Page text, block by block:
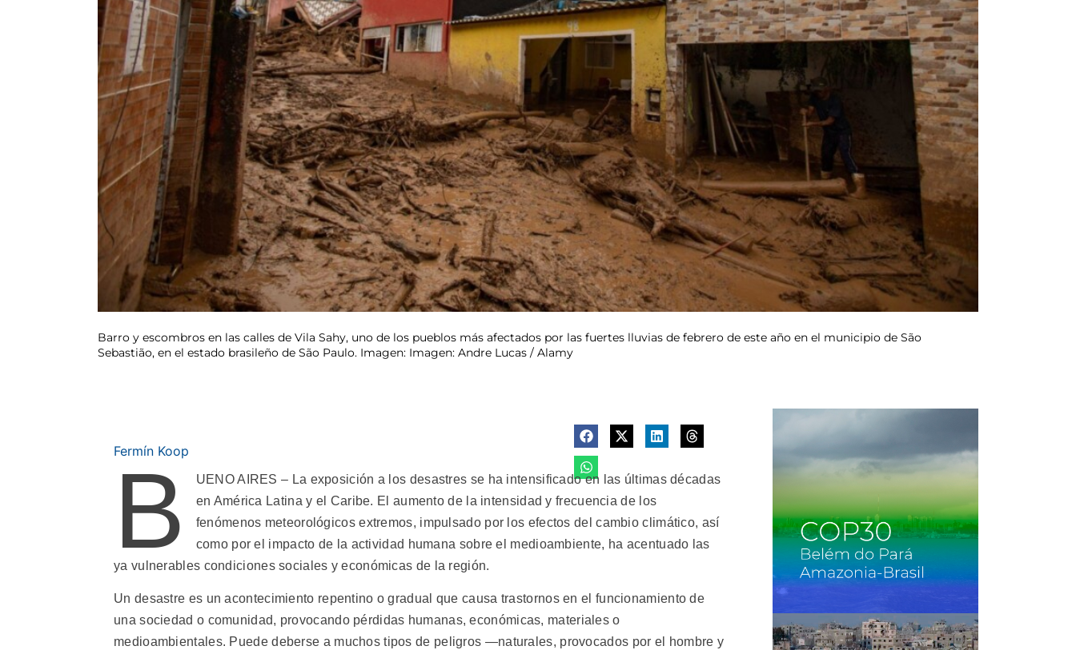
Barro y escombros en las calles de Vila Sahy, uno de los pueblos más afectados por las fuertes lluvias de febrero de este año en el municipio de São
Sebastião, en el estado brasileño de São Paulo. Imagen: Imagen: Andre Lucas / Alamy
Fermín Koop
B
UENO AIRES – La exposición a los desastres se ha intensificado en las últimas décadas
en América Latina y el Caribe. El aumento de la intensidad y frecuencia de los
fenómenos meteorológicos extremos, impulsado por los efectos del cambio climático, así
como por el impacto de la actividad humana sobre el medioambiente, ha acentuado las
ya vulnerables condiciones sociales y económicas de la región.
Un desastre es un acontecimiento repentino o gradual que causa trastornos en el funcionamiento de
una sociedad o comunidad, provocando pérdidas humanas, económicas, materiales o
medioambientales. Puede deberse a muchos tipos de peligros ―naturales, provocados por el hombre y